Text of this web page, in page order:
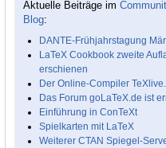
Aktuelle Beiträge im
Blog:
DANTE-Frühjahrstagung
LaTeX Cookbook zweite
erschienen
Der Online-Compiler
Das Forum goLaTeX.de ist
Einführung in ConTeXt
Spielkarten mit LaTeX
Weiterer CTAN Spiegel-